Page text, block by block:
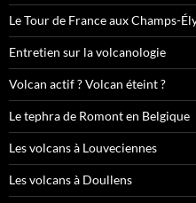
Le Tour de France aux Champs-
Entretien sur la volcanologie
Volcan actif ? Volcan éteint ?
Le tephra de Romont en Belgique
Les volcans à Louveciennes
Les volcans à Doullens